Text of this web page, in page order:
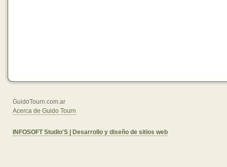
GuidoTourn.com.ar
Acerca de Guido Tourn
INFOSOFT Studio'S | Desarrollo y diseño de sitios web